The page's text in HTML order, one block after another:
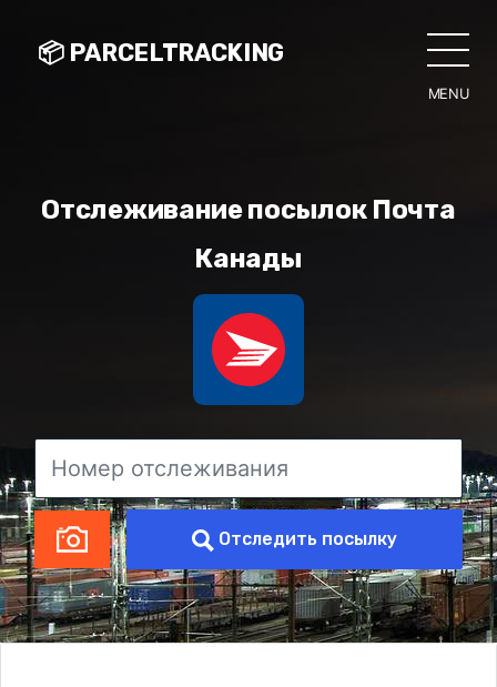
MENU
📦 PARCELTRACKING
Отслеживание посылок Почта
Канады
Отследить посылку